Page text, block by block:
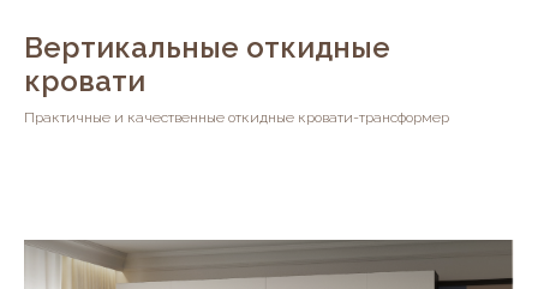
Вертикальные откидные
кровати
Практичные и качественные откидные кровати-трансформер